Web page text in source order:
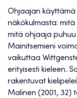
Ohjaajan käyttämä
näkökulmasta:
mitä ohjaaja puhuu
Mainitsemieni
vaikuttaa
erityisesti kieleen.
rakentuvat
Malinen (2001, 32)